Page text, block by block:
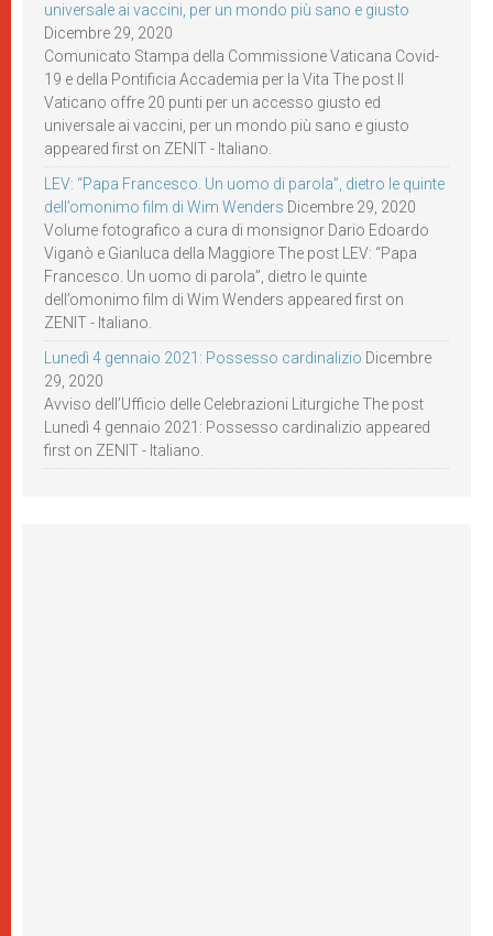
universale ai vaccini, per un mondo più sano e giusto
Dicembre 29, 2020
Comunicato Stampa della Commissione Vaticana Covid-
19 e della Pontificia Accademia per la Vita The post Il
Vaticano offre 20 punti per un accesso giusto ed
universale ai vaccini, per un mondo più sano e giusto
appeared first on ZENIT - Italiano.
LEV: “Papa Francesco. Un uomo di parola”, dietro le quinte
dell’omonimo film di Wim Wenders Dicembre 29, 2020
Volume fotografico a cura di monsignor Dario Edoardo
Viganò e Gianluca della Maggiore The post LEV: “Papa
Francesco. Un uomo di parola”, dietro le quinte
dell’omonimo film di Wim Wenders appeared first on
ZENIT - Italiano.
Lunedì 4 gennaio 2021: Possesso cardinalizio Dicembre
29, 2020
Avviso dell’Ufficio delle Celebrazioni Liturgiche The post
Lunedì 4 gennaio 2021: Possesso cardinalizio appeared
first on ZENIT - Italiano.